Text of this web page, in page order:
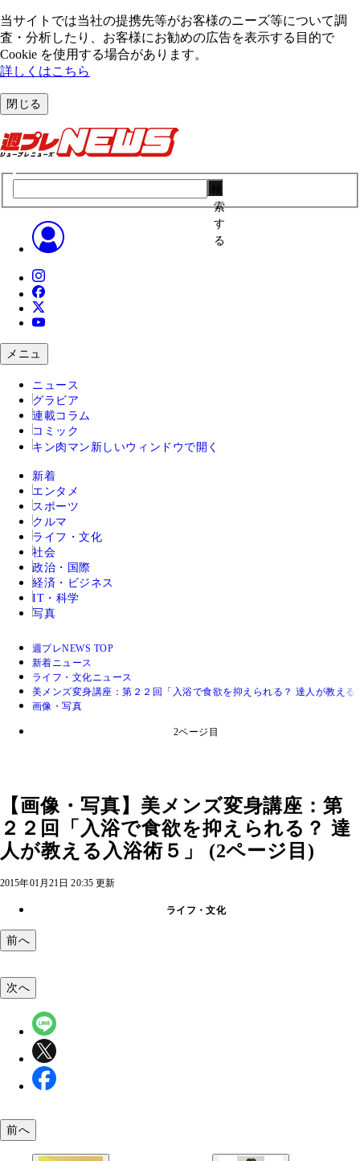
当サイトでは当社の提携先等がお客様のニーズ等について調
査・分析したり、お客様にお勧めの広告を表⽰する⽬的で
Cookie を使⽤する場合があります。
詳しくはこちら
閉じる
索
す
る
メニュ
ニュース
グラビア
連載コラム
コミック
キン肉マン 新しいウィンドウで開く
新着
エンタメ
スポーツ
クルマ
ライフ・文化
社会
政治・国際
経済・ビジネス
IT・科学
写真
週プレNEWS TOP
新着ニュース
ライフ・文化ニュース
美メンズ変身講座：第２２回「入浴で食欲を抑えられる？ 達人が教える
画像・写真
2ページ目
【画像・写真】美メンズ変身講座：第
２２回「入浴で食欲を抑えられる？ 達
人が教える入浴術５」 (2ページ目)
2015年01月21日 20:35 更新
ライフ・文化
前へ
次へ
前へ